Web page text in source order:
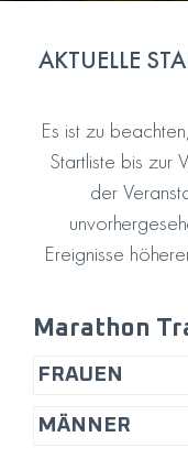
AKTUELLE
Es ist zu
Startliste bis zur
der
Ereignisse
Marathon
FRAUEN
MÄNNER